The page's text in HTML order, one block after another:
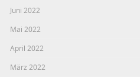
Juni 2022
Mai 2022
April 2022
März 2022